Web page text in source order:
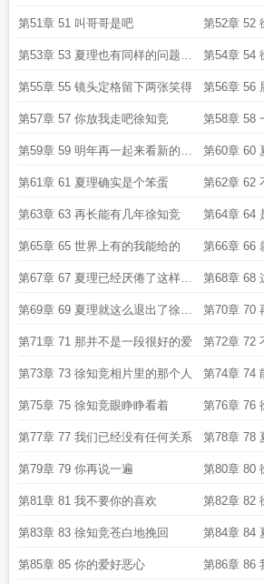
爱
第51章 51 叫哥哥是吧 第52章 52
第53章 53 夏理也有同样的问题想
问
第54章 54
第55章 55 镜头定格留下两张笑得 第56章 56
第57章 57 你放我走吧徐知竞 第58章 58
第59章 59 明年再一起来看新的圣
诞
第60章 60
第61章 61 夏理确实是个笨蛋 第62章 62
第63章 63 再长能有几年徐知竞 第64章 64
第65章 65 世界上有的我能给的 第66章 66
第67章 67 夏理已经厌倦了这样的
游
第68章 68
第69章 69 夏理就这么退出了徐知
竞
第70章 70
第71章 71 那并不是一段很好的爱 第72章 72
在
第73章 73 徐知竞相片里的那个人 第74章 74
第75章 75 徐知竞眼睁睁看着 第76章 76
第77章 77 我们已经没有任何关系 第78章 78
得
第79章 79 你再说一遍 第80章 80
第81章 81 我不要你的喜欢 第82章 82
第83章 83 徐知竞苍白地挽回 第84章 84
再
第85章 85 你的爱好恶心 第86章 86